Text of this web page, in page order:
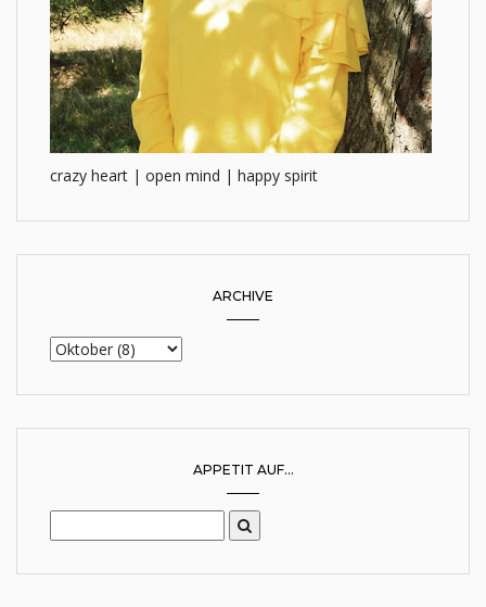
crazy heart | open mind | happy spirit
ARCHIVE
APPETIT AUF...